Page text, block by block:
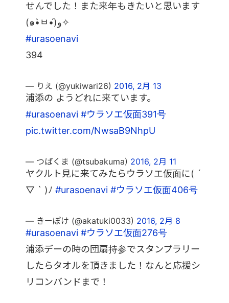
せんでした！また来年もきたいと思います
(๑•̀ㅂ•́)و✧
#urasoenavi
394
— りえ (@yukiwari26) 2016, 2月 13
浦添の ようどれに来ています。
#urasoenavi #ウラソエ仮面391号
pic.twitter.com/NwsaB9NhpU
— つばくま (@tsubakuma) 2016, 2月 11
ヤクルト見に来てみたらウラソエ仮面に( ´
▽ ` )ﾉ #urasoenavi #ウラソエ仮面406号
— きーぽけ (@akatuki0033) 2016, 2月 8
#urasoenavi #ウラソエ仮面276号
浦添デーの時の団扇持参でスタンプラリー
したらタオルを頂きました！なんと応援シ
リコンバンドまで！